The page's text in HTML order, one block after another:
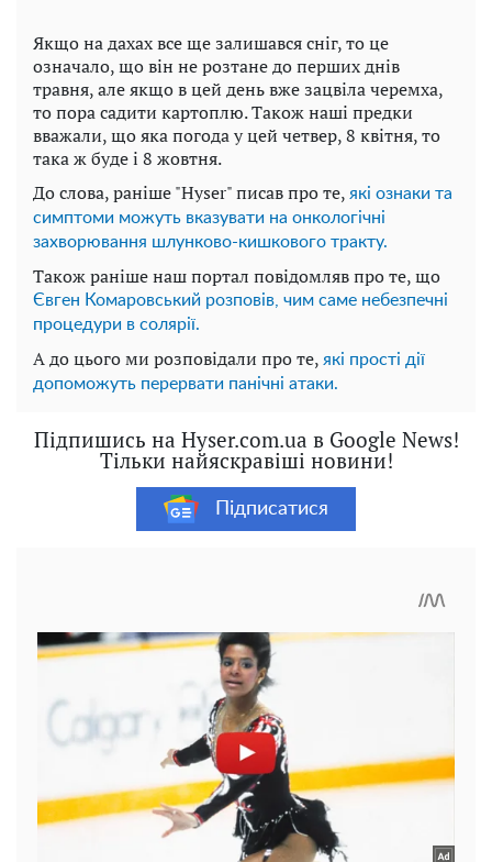
Якщо на дахах все ще залишався сніг, то це
означало, що він не розтане до перших днів
травня, але якщо в цей день вже зацвіла черемха,
то пора садити картоплю. Також наші предки
вважали, що яка погода у цей четвер, 8 квітня, то
така ж буде і 8 жовтня.
До слова, раніше "Hyser" писав про те, які ознаки та
симптоми можуть вказувати на онкологічні
захворювання шлунково-кишкового тракту.
Також раніше наш портал повідомляв про те, що
Євген Комаровський розповів, чим саме небезпечні
процедури в солярії.
А до цього ми розповідали про те, які прості дії
допоможуть перервати панічні атаки.
Підпишись на Hyser.com.ua в Google News!
Тільки найяскравіші новини!
Підписатися